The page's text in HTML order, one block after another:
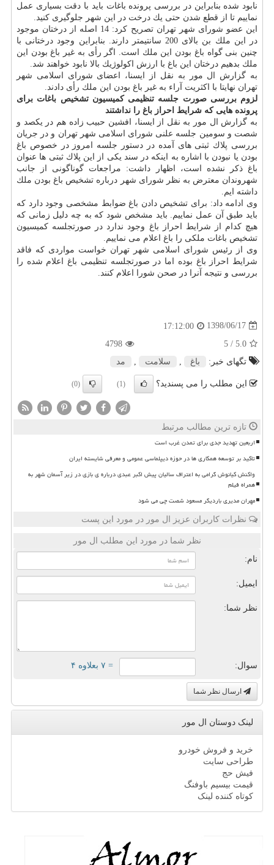
نابود شده بنابراین در بررسی پرونده باغات باید با دقت بسیاری عمل
نماییم تا از قطع شدن حتی یك درخت در این شهر جلوگیری كنید.
این عضو شورای شهر تهران تصریح كرد: 14 اصله از درختان موجود
در این ملك بن بالای 200 سانتیمتر دارند. بنابراین وجود درختانی با
چنین بنی گواه باغ بودن این ملك است. اگر رأی به غیر باغ بودن این
ملك بدهیم درختان این باغ با ارزش اكولوژیك بالا نابود خواهند شد.
به گزارش ال مور به نقل از ایسنا، اعضای شورای اسلامی شهر
تهران نهایتا با اكثریت آراء به غیر باغ بودن این ملك رأی دادند.
لزوم بررسی صورت جلسه تنظیمی كمیسیون تشخیص باغات برای
پرونده هایی كه شرایط احراز باغ را نداشتند
به گزارش ال مور به نقل از ایسنا، افشین حبیب زاده هم در یكصد و
شصت و سومین جلسه علنی شورای اسلامی شهر تهران و در جریان
بررسی پلاك ثبتی های آمده در دستور جلسه امروز در خصوص باغ
بودن یا نبودن با اشاره به اینكه در سند یكی از این پلاك ثبتی ها عنوان
باغ ذكر نشده است، اظهار داشت: مراجعات گوناگونی از جانب
شهروندان معترض به نظر شورای شهر درباره تشخیص باغ بودن ملك
داشته ایم.
وی ادامه داد: برای تشخیص دادن باغ ضوابط مشخصی وجود دارد كه
باید طبق آن عمل نماییم. باید مشخص شود كه به چه دلیل زمانی كه
هیچ كدام از شرایط احراز باغ وجود ندارد در صورتجلسه كمیسیون
تشخیص باغات ملكی را باغ اعلام می نماییم.
وی از رئیس شورای اسلامی شهر تهران خواست مواردی كه فاقد
شرایط احراز باغ بوده اما در صورتجلسه تنظیمی باغ اعلام شده را
بررسی و نتیجه آنرا در صحن شورا اعلام كنند.
1398/06/17
17:12:00
5.0
/ 5
4798
تگهای خبر:
باغ سلامت مد
این مطلب را می پسندید؟ (1)
(0)
تازه ترین مطالب مرتبط
اربعین تهدید جدی برای تمدن غرب است
تاکید بر توسعه همکاری ها در حوزه دیپلماسی عمومی و معرفی شایسته ایران
واکنش کیانوش گرامی به اعتراف سالیان پیش اکبر عبدی درباره ی بازی در زیر آسمان شهر به
همراه فیلم
مهران مدیری باردیگر مسعود شصت چی می شود
نظرات کاربران عزیز ال مور در مورد این پست
نظر شما در مورد این مطلب ال مور
نام:
ایمیل:
نظر شما:
سوال: = ۷ بعلاوه ۴
ارسال نظر شما
لینک دوستان ال مور
خرید و فروش خودرو
طراحی سایت
فیش حج
قیمت بیسیم باوفنگ
کوتاه کننده لینک